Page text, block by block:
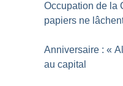
Occupation de la
papiers ne
Anniversaire : «
au capital